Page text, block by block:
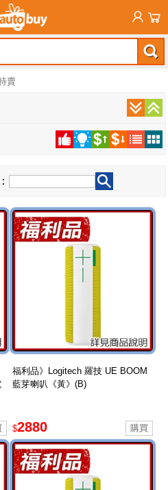
賣
福利品》Logitech 羅技 UE BOOM
藍芽喇叭《黃》(B)
$2880